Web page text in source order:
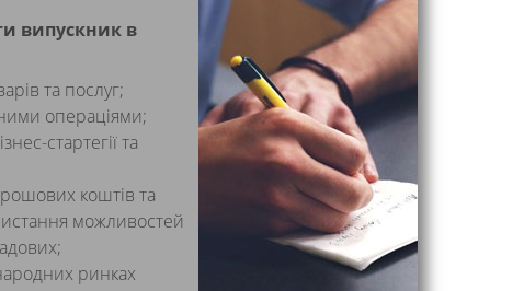
випускник в
та послуг;
операціями;
стартегії та
коштів та
можливостей
ринках